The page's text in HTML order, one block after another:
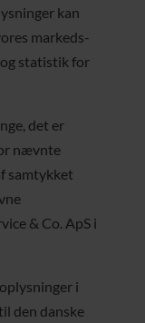
kan
markeds-
statistik for
det er
nævnte
samtykket
& Co. ApS i
i
den danske